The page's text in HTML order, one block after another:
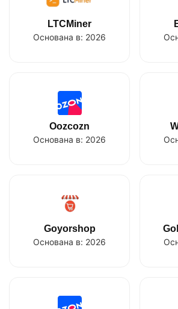
LTCMiner
Основана в: 2026
Oozcozn
Основана в: 2026
Goyorshop
Основана в: 2026